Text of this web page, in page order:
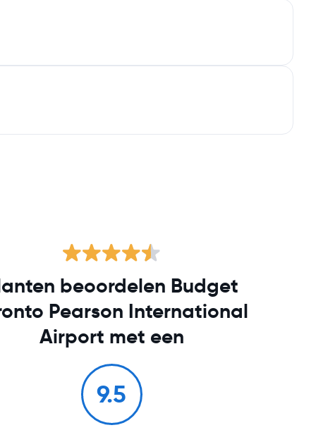
beoordelen Budget
Pearson International
Airport met een
9.5